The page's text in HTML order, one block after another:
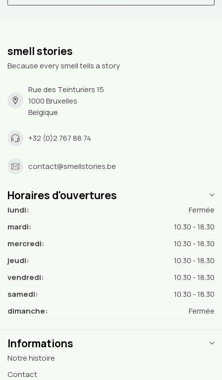
smell stories
Because every smell tells a story
Rue des Teinturiers 15
1000 Bruxelles
Belgique
+32 (0)2 767 88 74
contact@smellstories.be
Horaires d'ouvertures
lundi:
Fermée
mardi:
10.30 - 18.30
mercredi:
10.30 - 18.30
jeudi:
10.30 - 18.30
vendredi:
10.30 - 18.30
samedi:
10.30 - 18.30
dimanche:
Fermée
Informations
Notre histoire
Contact